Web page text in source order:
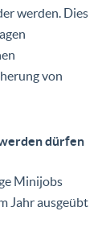
werden. Dies
von
dürfen
Minijobs
Jahr ausgeübt